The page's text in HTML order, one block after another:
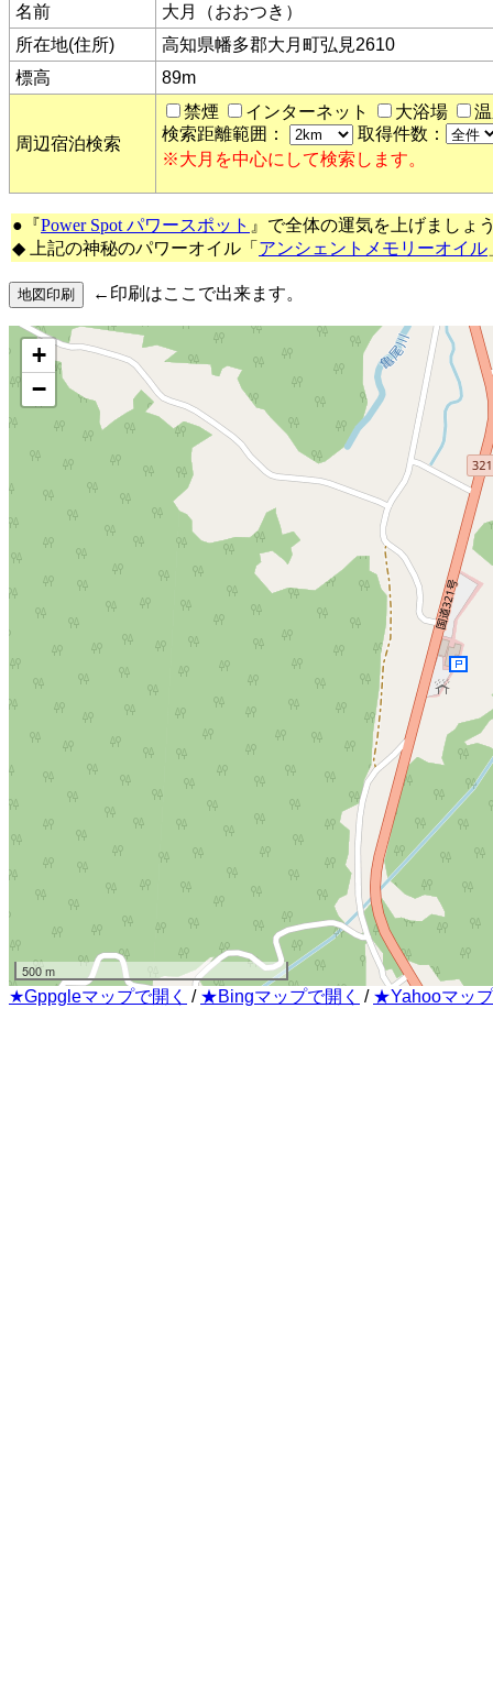
名前
大月（おおつき）
所在地(住所)
高知県幡多郡大月町弘見2610
標高
89m
周辺宿泊検索
禁煙 インターネット 大浴場
検索距離範囲：
取得件数：
※大月を中心にして検索します。
●『Power Spot パワースポット 』で全体の運気を上げましょ
◆ 上記の神秘のパワーオイル「 アンシェントメモリーオイル
←印刷はここで出来ます。
+
−
500 m
★Gppgleマップで開く / ★Bingマップで開く / ★Yahooマッ